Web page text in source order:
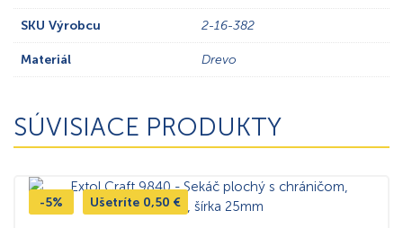
SKU Výrobcu 2-16-382
Materiál Drevo
SÚVISIACE PRODUKTY
-5% Ušetríte 0,50 €